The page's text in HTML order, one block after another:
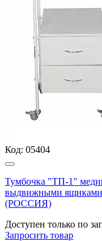
Код: 05404
Тумбочка "ТП-1"
выдвижными
(РОССИЯ)
Доступен только по
Запросить товар